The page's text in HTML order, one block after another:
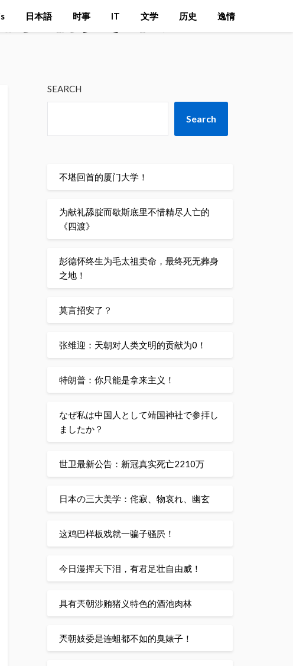
日本語 时事 IT 文学 历史 逸情
嘲笑印度了
SEARCH
Search
不堪回首的厦门大学！
为献礼舔腚而歇斯底里不惜精尽人亡的
《四渡》
彭德怀终生为毛太祖卖命，最终死无葬身
之地！
莫言招安了？
张维迎：天朝对人类文明的贡献为0！
特朗普：你只能是拿来主义！
なぜ私は中国人として靖国神社で参拝し
ましたか？
世卫最新公告：新冠真实死亡2210万
日本の三大美学：侘寂、物哀れ、幽玄
这鸡巴样板戏就一骗子骚屄！
今日漫挥天下泪，有君足壮自由威！
具有兲朝涉贿猪义特色的酒池肉林
兲朝妓委是连蛆都不如的臭婊子！